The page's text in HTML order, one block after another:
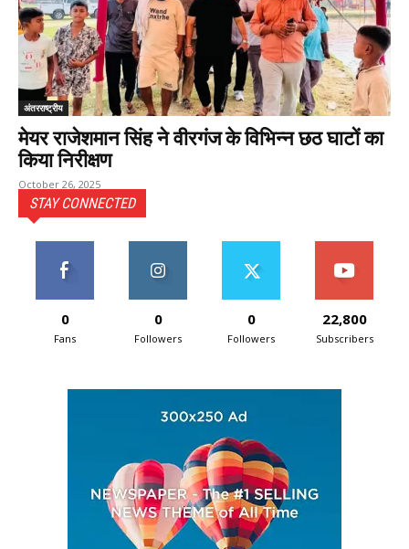
अंतरराष्ट्रीय
मेयर राजेशमान सिंह ने वीरगंज के विभिन्न छठ घाटों का
किया निरीक्षण
October 26, 2025
STAY CONNECTED
0
Fans
0
Followers
0
Followers
22,800
Subscribers